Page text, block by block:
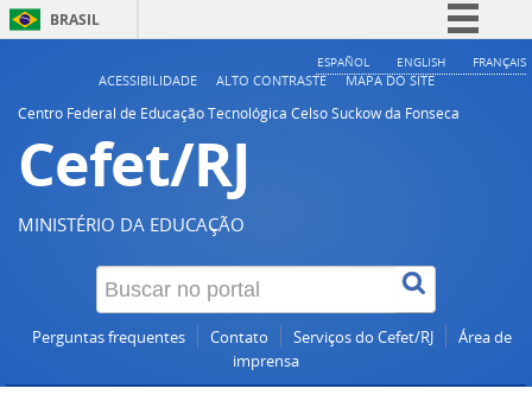
BRASIL
Simplifique!
ESPAÑOL ENGLISH FRANÇAIS
ACESSIBILIDADE ALTO CONTRASTE
MAPA DO SITE
Centro Federal de Educação Tecnológica Celso Suckow da Fonseca
Cefet/RJ
MINISTÉRIO DA EDUCAÇÃO
Perguntas frequentes Contato Serviços do Cefet/RJ
Área de
imprensa